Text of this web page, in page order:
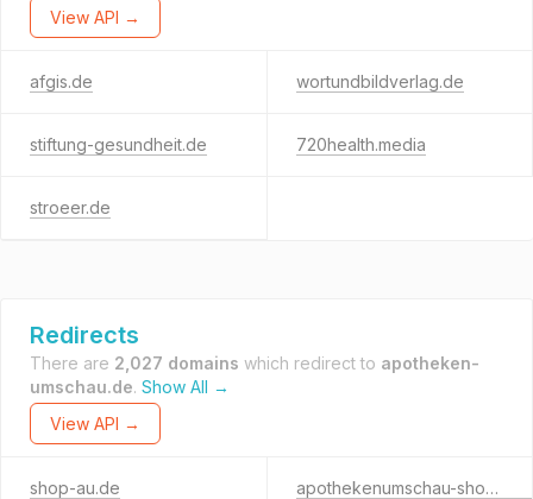
View API →
afgis.de wortundbildverlag.de
stiftung-gesundheit.de 720health.media
stroeer.de
Redirects
There are 2,027 domains which redirect to apotheken-
umschau.de. Show All →
View API →
shop-au.de apothekenumschau-shop.com